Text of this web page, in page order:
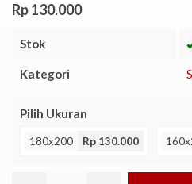
Rp 130.000
Stok
Kategori
Pilih Ukuran
180x200 Rp 130.000